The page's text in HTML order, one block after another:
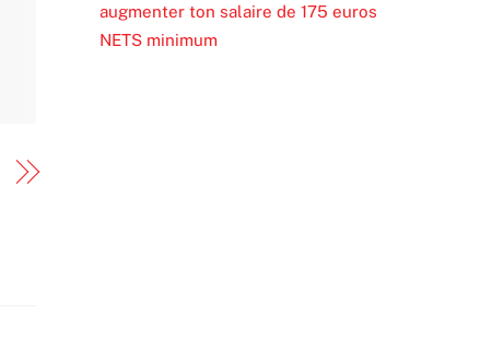
augmenter ton salaire de 175 euros
NETS minimum